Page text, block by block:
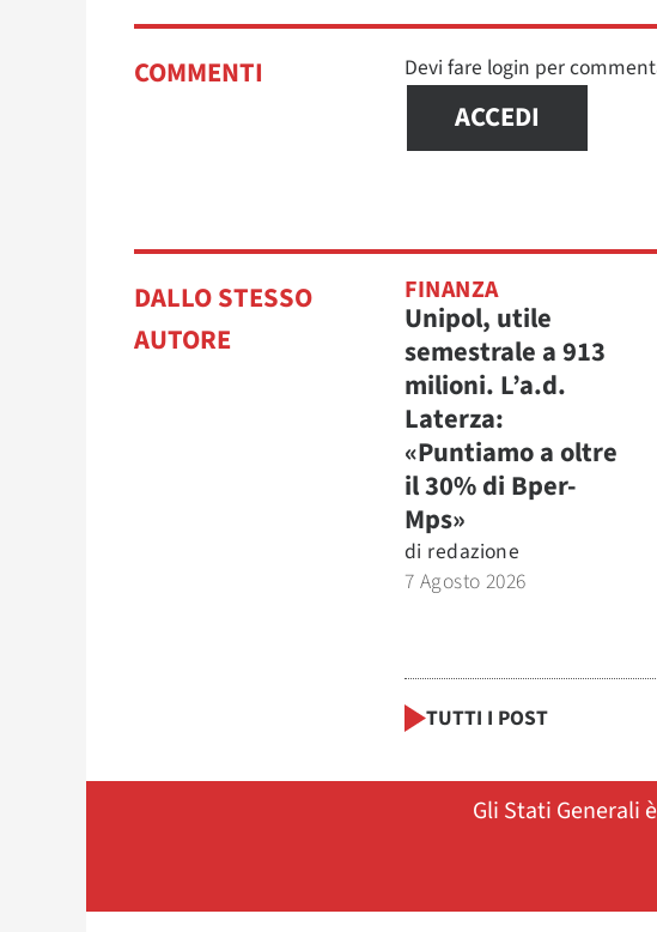
COMMENTI Devi fare login per
ACCEDI
DALLO STESSO
AUTORE
FINANZA
Unipol, utile
semestrale a 913
milioni. L’a.d.
Laterza:
«Puntiamo a oltre
il 30% di Bper-
Mps»
di redazione
7 Agosto 2026
TUTTI I POST
Gli Stati Generali